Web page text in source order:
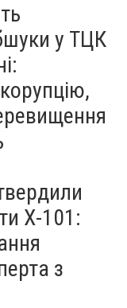
у ТЦК
Х-101:
з